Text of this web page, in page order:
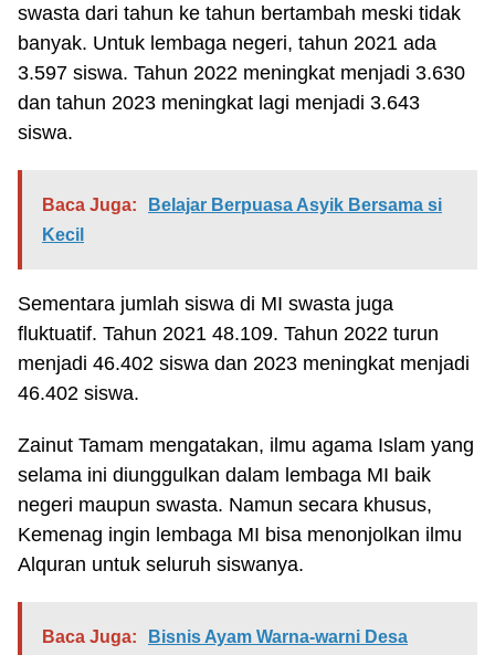
swasta dari tahun ke tahun bertambah meski tidak
banyak. Untuk lembaga negeri, tahun 2021 ada
3.597 siswa. Tahun 2022 meningkat menjadi 3.630
dan tahun 2023 meningkat lagi menjadi 3.643
siswa.
Baca Juga:
Belajar Berpuasa Asyik Bersama si
Kecil
Sementara jumlah siswa di MI swasta juga
fluktuatif. Tahun 2021 48.109. Tahun 2022 turun
menjadi 46.402 siswa dan 2023 meningkat menjadi
46.402 siswa.
Zainut Tamam mengatakan, ilmu agama Islam yang
selama ini diunggulkan dalam lembaga MI baik
negeri maupun swasta. Namun secara khusus,
Kemenag ingin lembaga MI bisa menonjolkan ilmu
Alquran untuk seluruh siswanya.
Baca Juga:
Bisnis Ayam Warna-warni Desa